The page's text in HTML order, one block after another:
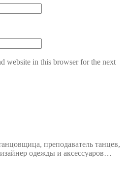
website in this browser for the next
преподаватель танцев,
одежды и аксессуаров…